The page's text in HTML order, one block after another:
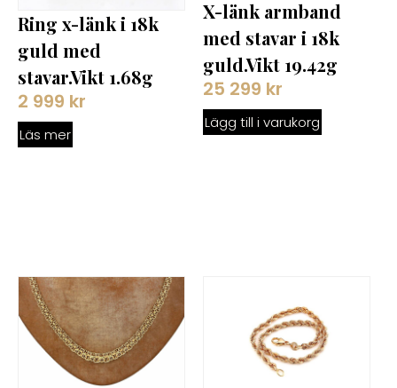
Ring x-länk i 18k
guld med
stavar.Vikt 1.68g
2 999 kr
Läs mer
X-länk armband
med stavar i 18k
guld.Vikt 19.42g
25 299 kr
Lägg till i varukorg